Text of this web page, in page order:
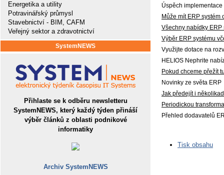
Energetika a utility
Potravinářský průmysl
Stavebnictví - BIM, CAFM
Veřejný sektor a zdravotnictví
SystemNEWS
Přihlaste se k odběru newsletteru
SystemNEWS, který každý týden přináší
výběr článků z oblasti podnikové
informatiky
Archiv SystemNEWS
Úspěch
Může mít ERP systém
Všechny nabídky
Výběr ERP systému
Využijte dotace na
HELIOS Nephrite
Pokud chceme přežít
Novinky ze světa ERP
Jak předejít i
Periodickou
Přehled dodavatelů
Tisk obsahu